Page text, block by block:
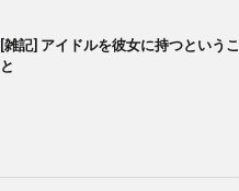
[雑記] アイドルを彼女に持つというこ
と